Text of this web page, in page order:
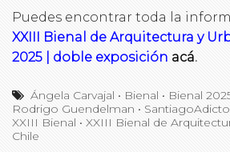
Puedes encontrar toda la
XXIII Bienal de Arquitectura y
2025 | doble exposición acá.
Ángela Carvajal • Bienal • Bienal
Rodrigo Guendelman • SantiagoAdicto
XXIII Bienal • XXIII Bienal de
Chile